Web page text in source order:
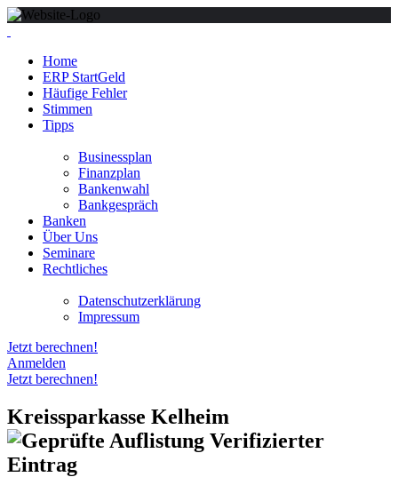
Home
ERP StartGeld
Häufige Fehler
Stimmen
Tipps
Businessplan
Finanzplan
Bankenwahl
Bankgespräch
Banken
Über Uns
Seminare
Rechtliches
Datenschutzerklärung
Impressum
Jetzt berechnen!
Anmelden
Jetzt berechnen!
Kreissparkasse Kelheim
Verifizierter
Eintrag